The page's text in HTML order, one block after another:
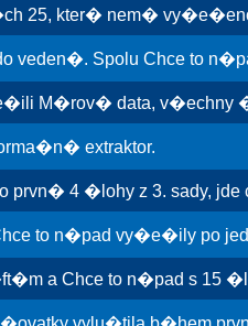
25, kter� nem�
veden�. Spolu Chce to
M�rov� data, v�echny
extraktor.
prvn� 4 �lohy z 3. sady, jde
to n�pad vy�e�ily po
a Chce to n�pad s 15